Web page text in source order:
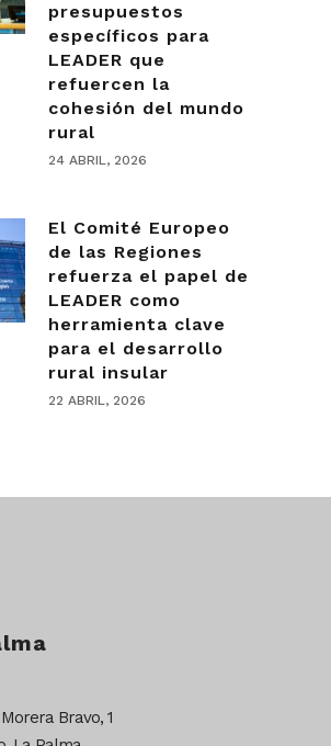
presupuestos
específicos para
LEADER que
refuercen la
cohesión del mundo
rural
24 ABRIL, 2026
El Comité Europeo
de las Regiones
refuerza el papel de
LEADER como
herramienta clave
para el desarrollo
rural insular
22 ABRIL, 2026
Bravo, 1